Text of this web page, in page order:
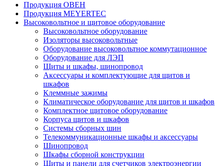
Продукция ОВЕН
Продукция MEYERTEC
Высоковольтное и щитовое оборудование
Высоковольтное оборудование
Изоляторы высоковольтные
Оборудование высоковольтное коммутационное
Оборудование для ЛЭП
Щиты и шкафы, шинопровод
Аксессуары и комплектующие для щитов и
шкафов
Клеммные зажимы
Климатическое оборудование для щитов и шкафов
Комплектное щитовое оборудование
Корпуса щитов и шкафов
Системы сборных шин
Телекоммуникационные шкафы и аксессуары
Шинопровод
Шкафы сборной конструкции
Щиты и панели для счетчиков электроэнергии